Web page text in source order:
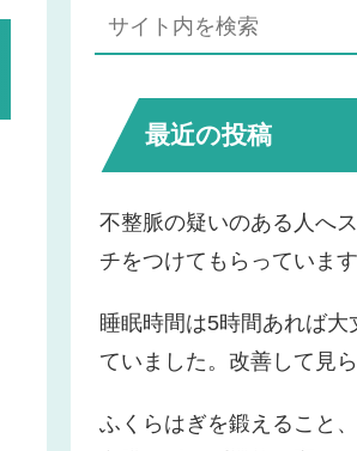
最近の投稿
不整脈の疑いのある人へ
チをつけてもらっています
睡眠時間は5時間あれば大
ていました。改善して見
ふくらはぎを鍛えること